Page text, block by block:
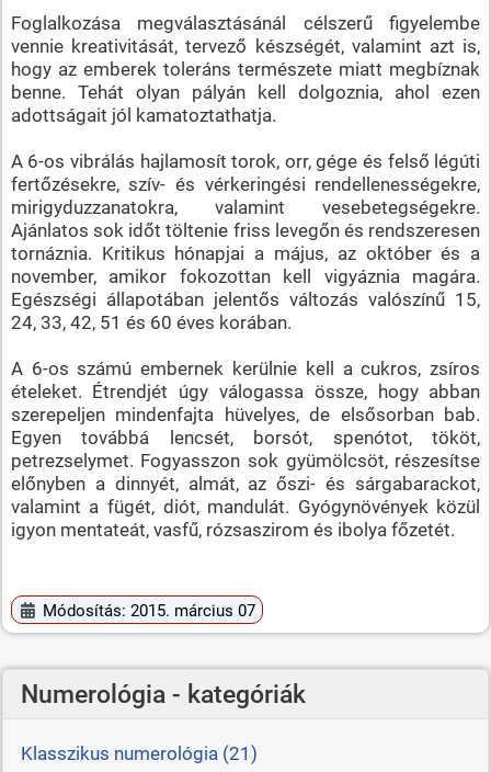
Foglalkozása megválasztásánál célszerű figyelembe
vennie kreativitását, tervező készségét, valamint azt is,
hogy az emberek toleráns természete miatt megbíznak
benne. Tehát olyan pályán kell dolgoznia, ahol ezen
adottságait jól kamatoztathatja.
A 6-os vibrálás hajlamosít torok, orr, gége és felső légúti
fertőzésekre, szív- és vérkeringési rendellenességekre,
mirigyduzzanatokra, valamint vesebetegségekre.
Ajánlatos sok időt töltenie friss levegőn és rendszeresen
tornáznia. Kritikus hónapjai a május, az október és a
november, amikor fokozottan kell vigyáznia magára.
Egészségi állapotában jelentős változás valószínű 15,
24, 33, 42, 51 és 60 éves korában.
A 6-os számú embernek kerülnie kell a cukros, zsíros
ételeket. Étrendjét úgy válogassa össze, hogy abban
szerepeljen mindenfajta hüvelyes, de elsősorban bab.
Egyen továbbá lencsét, borsót, spenótot, tököt,
petrezselymet. Fogyasszon sok gyümölcsöt, részesítse
előnyben a dinnyét, almát, az őszi- és sárgabarackot,
valamint a fügét, diót, mandulát. Gyógynövények közül
igyon mentateát, vasfű, rózsaszirom és ibolya főzetét.
Módosítás: 2015. március 07
Numerológia - kategóriák
Klasszikus numerológia (21)